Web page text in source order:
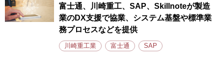
富士通、川崎重工、SAP、Skillnoteが製造
業のDX支援で協業、システム基盤や標準業
務プロセスなどを提供
川崎重工業 富士通 SAP